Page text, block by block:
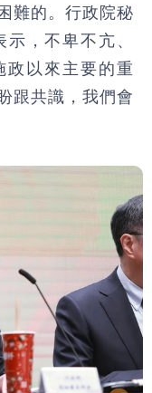
難的。行政院秘
，不卑不亢、
以來主要的重
跟共識，我們會